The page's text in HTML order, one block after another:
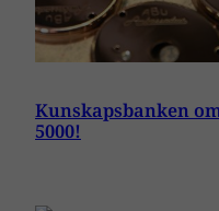
Kunskapsbanken
5000!